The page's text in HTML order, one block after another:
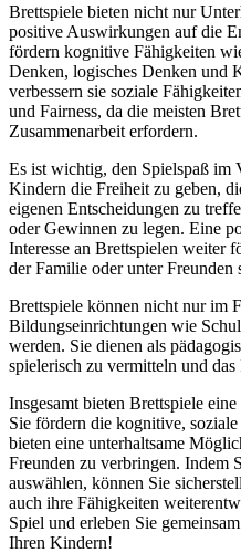
Brettspiele bieten nicht nur
positive Auswirkungen auf die
fördern kognitive Fähigkeiten
Denken, logisches Denken und
verbessern sie soziale
und Fairness, da die meisten
Zusammenarbeit erfordern.
Es ist wichtig, den Spielspaß im
Kindern die Freiheit zu geben,
eigenen Entscheidungen zu
oder Gewinnen zu legen. Eine
Interesse an Brettspielen weiter
der Familie oder unter Freunden
Brettspiele können nicht nur im
Bildungseinrichtungen wie
werden. Sie dienen als
spielerisch zu vermitteln und
Insgesamt bieten Brettspiele
Sie fördern die kognitive,
bieten eine unterhaltsame
Freunden zu verbringen. Indem
auswählen, können Sie
auch ihre Fähigkeiten
Spiel und erleben Sie
Ihren Kindern!